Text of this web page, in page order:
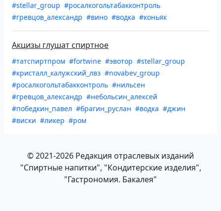
#stellar_group #росалкогольтабакконтроль
#гревцов_александр #вино #водка #коньяк
Акцизы глушат спиртное
#татспиртпром #fortwine #эвотор #stellar_group
#кристалл_калужский_лвз #novabev_group
#росалкогольтабакконтроль #нильсен
#гревцов_александр #небольсин_алексей
#победкин_павел #брагин_руслан #водка #джин
#виски #ликер #ром
© 2021-2026 Редакция отраслевых изданий
"Спиртные напитки", "Кондитерские изделия",
"Гастрономия. Бакалея"